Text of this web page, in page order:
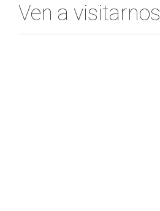
Ven a visitarnos